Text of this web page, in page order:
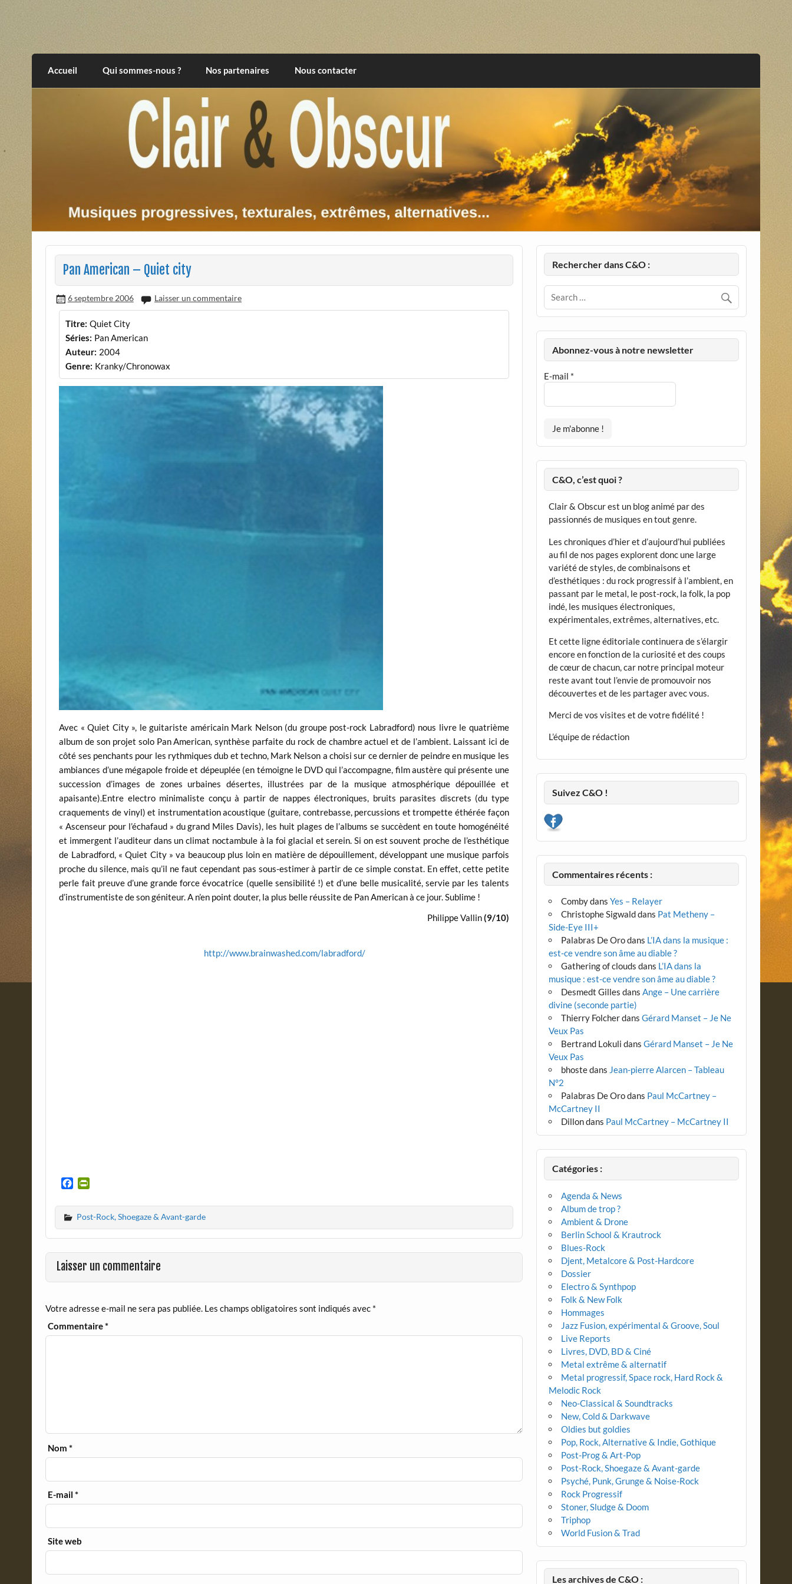
Clair et Obscur
Accueil Qui sommes-nous ? Nos partenaires Nous contacter
Pan American – Quiet city
6 septembre 2006 Laisser un commentaire
Titre: Quiet City
Séries: Pan American
Auteur: 2004
Genre: Kranky/Chronowax
Avec « Quiet City », le guita­riste américain Mark Nelson (du groupe post-rock Labradford) nous livre le quatrième
album de son projet solo Pan American, syn­thèse parfaite du rock de chambre actuel et de l’ambient. Laissant ici de
côté ses pen­chants pour les rythmiques dub et techno, Mark Nelson a choisi sur ce dernier de peindre en musique les
ambiances d’une mégapole froide et dépeuplée (en témoigne le DVD qui l’accompa­gne, film austère qui présente une
succession d’images de zones urbaines désertes, illustrées par de la musique atmosphérique dépouillée et
apaisante).Entre electro minimaliste conçu à partir de nap­pes électroniques, bruits parasites discrets (du type
craquements de vinyl) et instrumentation acoustique (guitare, contrebasse, percussions et trompette éthérée façon
« Ascenseur pour l’écha­faud » du grand Miles Davis), les huit plages de l’albums se succèdent en toute homogénéité
et immergent l’auditeur dans un climat noctambule à la foi glacial et serein. Si on est souvent proche de l’esthétique
de Labradford, « Quiet City » va beaucoup plus loin en matière de dépouillement, développant une musique parfois
proche du silence, mais qu’il ne faut cependant pas sous-estimer à partir de ce simple constat. En effet, cette petite
perle fait preuve d’une grande force évocatrice (quelle sensibilité !) et d’une belle musicalité, servie par les talents
d’instrumentiste de son géniteur. A n’en point douter, la plus belle réussite de Pan American à ce jour. Sublime !
Philippe Vallin(9/10)
http://www.brainwashed.com/labradford/
c
e
b
o
o
k
i
n
t
F
r
i
l
y
Post-Rock, Shoegaze & Avant-garde
Laisser un commentaire
Votre adresse e-mail ne sera pas publiée. Les champs obligatoires sont indiqués avec *
Commentaire*
Nom*
E-mail*
Site web
Rechercher dans C&O :
Abonnez-vous à notre newsletter
E-mail *
C&O, c’est quoi ?
Clair & Obscur est un blog animé par des
passionnés de musiques en tout genre.
Les chroniques d’hier et d’aujourd’hui publiées
au fil de nos pages explorent donc une large
variété de styles, de combinaisons et
d’esthétiques : du rock progressif à l’ambient, en
passant par le metal, le post-rock, la folk, la pop
indé, les musiques électroniques,
expérimentales, extrêmes, alternatives, etc.
Et cette ligne éditoriale continuera de s’élargir
encore en fonction de la curiosité et des coups
de cœur de chacun, car notre principal moteur
reste avant tout l’envie de promouvoir nos
découvertes et de les partager avec vous.
Merci de vos visites et de votre fidélité !
L’équipe de rédaction
Suivez C&O !
Commentaires récents :
CombydansYes – Relayer
Christophe Sigwalddans Pat Metheny –
Side-Eye III+
Palabras De Orodans L’IA dans la musique :
est-ce vendre son âme au diable ?
Gathering of clouds dans L’IA dans la
musique : est-ce vendre son âme au diable ?
Desmedt Gilles dansAnge – Une carrière
divine (seconde partie)
Thierry FolcherdansGérard Manset – Je Ne
Veux Pas
Bertrand Lokuli dansGérard Manset – Je Ne
Veux Pas
bhostedans Jean-pierre Alarcen – Tableau
N°2
Palabras De Orodans Paul McCartney –
McCartney II
Dillondans Paul McCartney – McCartney II
Catégories :
Agenda & News
Album de trop ?
Ambient & Drone
Berlin School & Krautrock
Blues-Rock
Djent, Metalcore & Post-Hardcore
Dossier
Electro & Synthpop
Folk & New Folk
Hommages
Jazz Fusion, expérimental & Groove, Soul
Live Reports
Livres, DVD, BD & Ciné
Metal extrême & alternatif
Metal progressif, Space rock, Hard Rock &
Melodic Rock
Neo-Classical & Soundtracks
New, Cold & Darkwave
Oldies but goldies
Pop, Rock, Alternative & Indie, Gothique
Post-Prog & Art-Pop
Post-Rock, Shoegaze & Avant-garde
Psyché, Punk, Grunge & Noise-Rock
Rock Progressif
Stoner, Sludge & Doom
Triphop
World Fusion & Trad
Les archives de C&O :